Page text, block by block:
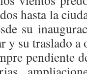
hasta la
su
y su traslado a
pendiente